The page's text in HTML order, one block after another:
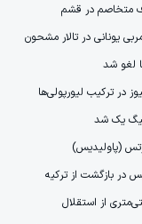
متخاصم در قشم
یونانی در تالار مشحون
لغو شد
در ترکیب لیورپولی‌ها
یک شد
(پاولیدیس)
در بازگشت از ترکیه